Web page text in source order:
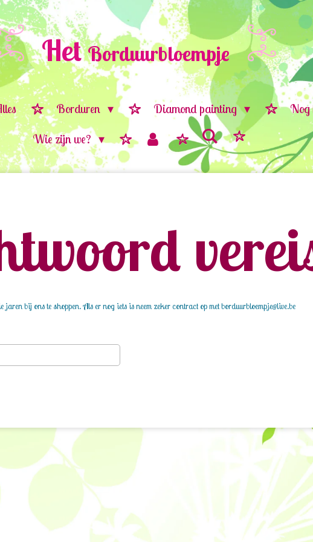
HetBorduurbloempje
Borduren Diamond painting
Nog
Wie zijn we?
bij ons te shoppen. Als er nog iets is neem zeker contract op met borduurbloempje@live.be